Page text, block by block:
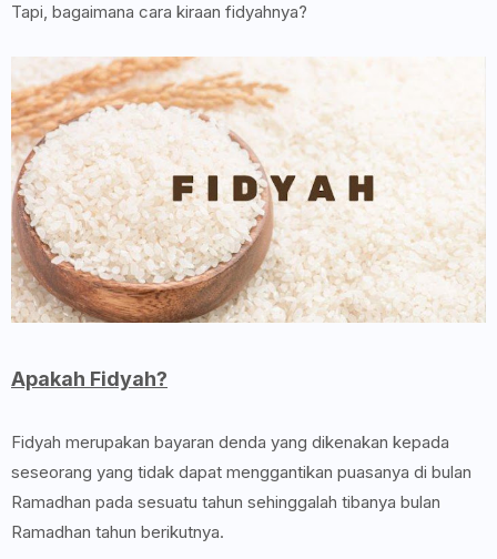
Tapi, bagaimana cara kiraan fidyahnya?
Apakah Fidyah?
Fidyah merupakan bayaran denda yang dikenakan kepada
seseorang yang tidak dapat menggantikan puasanya di bulan
Ramadhan pada sesuatu tahun sehinggalah tibanya bulan
Ramadhan tahun berikutnya.